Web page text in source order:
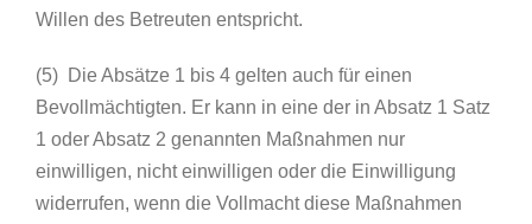
Willen des Betreuten entspricht.
(5) Die Absätze 1 bis 4 gelten auch für einen
Bevollmächtigten. Er kann in eine der in Absatz 1 Satz
1 oder Absatz 2 genannten Maßnahmen nur
einwilligen, nicht einwilligen oder die Einwilligung
widerrufen, wenn die Vollmacht diese Maßnahmen